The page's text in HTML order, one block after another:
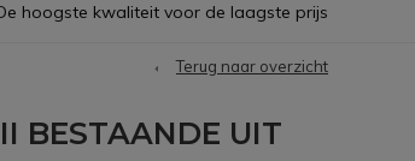
hoogste kwaliteit voor de laagste prijs
Terug naar overzicht
BESTAANDE UIT